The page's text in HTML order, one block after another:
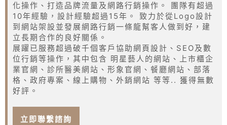
化操作、打造品牌流量及網路行銷操作。 團隊有超過
10年經驗，設計經驗超過15年。 致力於從Logo設計
到網站架設並發展網路行銷一條龍幫客人做到好，建
立長期合作的良好關係。
展躍已服務超過破千個客戶協助網頁設計、SEO及數
位行銷等操作，其中包含 明星藝人的網站、上市櫃企
業官網、診所醫美網站、形象官網、餐廳網站、部落
格、政府專案、線上購物、外銷網站 等等.. 獲得無數
好評。
立即聯繫諮詢